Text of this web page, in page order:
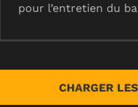
pour l’entretien du
CHARGER